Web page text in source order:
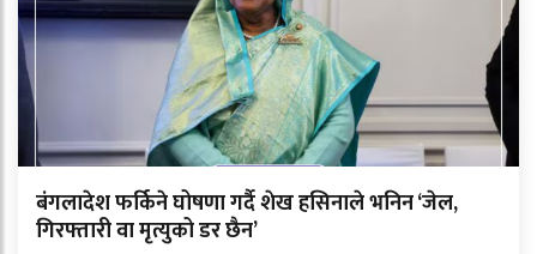
बंगलादेश फर्किने घोषणा गर्दै शेख हसिनाले भनिन ‘जेल,
गिरफ्तारी वा मृत्युको डर छैन’